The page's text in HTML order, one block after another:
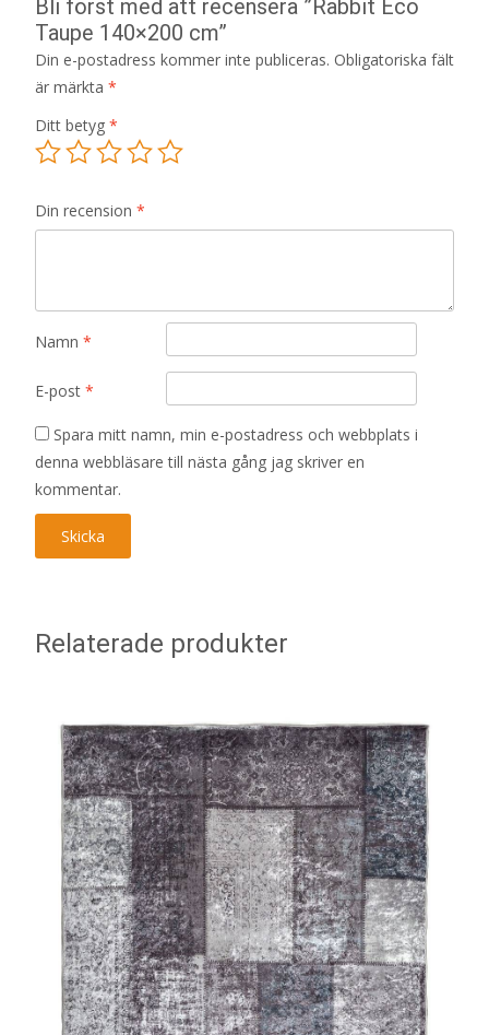
Bli först med att recensera ”Rabbit Eco
Taupe 140×200 cm”
Din e-postadress kommer inte publiceras. Obligatoriska fält
är märkta *
Ditt betyg *
Din recension *
Namn *
E-post *
Spara mitt namn, min e-postadress och webbplats i
denna webbläsare till nästa gång jag skriver en
kommentar.
Relaterade produkter